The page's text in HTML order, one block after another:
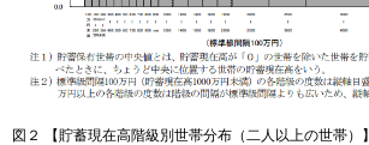
図２ 【貯蓄現在高階級別世帯分布（二人以上の世帯）】